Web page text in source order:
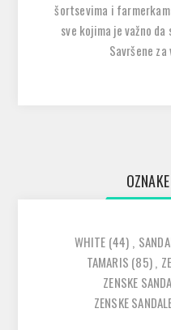
šortsevima i
sve kojima je važno
Savršene
WHITE (44) ,
TAMARIS (85),
ZENSKE
ZENSKE